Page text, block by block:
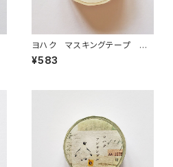
ヨハク マスキングテープ フ
ラグメント Y-185
¥583